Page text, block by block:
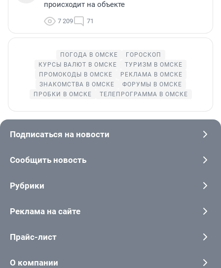
происходит на объекте
7 209 71
ПОГОДА В ОМСКЕ
ГОРОСКОП
КУРСЫ ВАЛЮТ В ОМСКЕ
ТУРИЗМ В ОМСКЕ
ПРОМОКОДЫ В ОМСКЕ
РЕКЛАМА В ОМСКЕ
ЗНАКОМСТВА В ОМСКЕ
ФОРУМЫ В ОМСКЕ
ПРОБКИ В ОМСКЕ
ТЕЛЕПРОГРАММА В ОМСКЕ
Подписаться на новости
Сообщить новость
Рубрики
Реклама на сайте
Прайс-лист
О компании